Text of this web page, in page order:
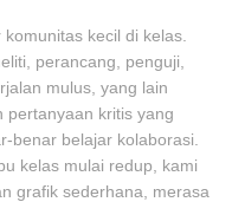
kecil di kelas.
perancang, penguji,
mulus, yang lain
pertanyaan kritis yang
benar belajar kolaborasi.
kelas mulai redup, kami
grafik sederhana, merasa